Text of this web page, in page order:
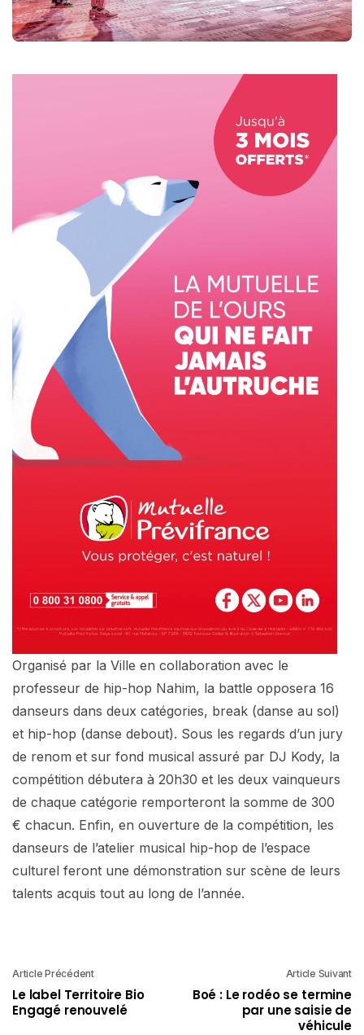
Organisé par la Ville en collaboration avec le
professeur de hip-hop Nahim, la battle opposera 16
danseurs dans deux catégories, break (danse au sol)
et hip-hop (danse debout). Sous les regards d’un jury
de renom et sur fond musical assuré par DJ Kody, la
compétition débutera à 20h30 et les deux vainqueurs
de chaque catégorie remporteront la somme de 300
€ chacun. Enfin, en ouverture de la compétition, les
danseurs de l’atelier musical hip-hop de l’espace
culturel feront une démonstration sur scène de leurs
talents acquis tout au long de l’année.
Article Précédent
Le label Territoire Bio
Engagé renouvelé
Article Suivant
Boé : Le rodéo se termine
par une saisie de
véhicule